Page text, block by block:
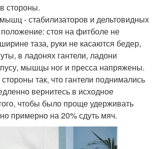
стороны.
- стабилизаторов и дельтовидных
стоя на фитболе не
таза, руки не касаются бедер,
в ладонях гантели, ладони
мышцы ног и пресса напряжены.
так, что гантели поднимались
вернитесь в исходное
чтобы было проще удерживать
примерно на 20% сдуть мяч.